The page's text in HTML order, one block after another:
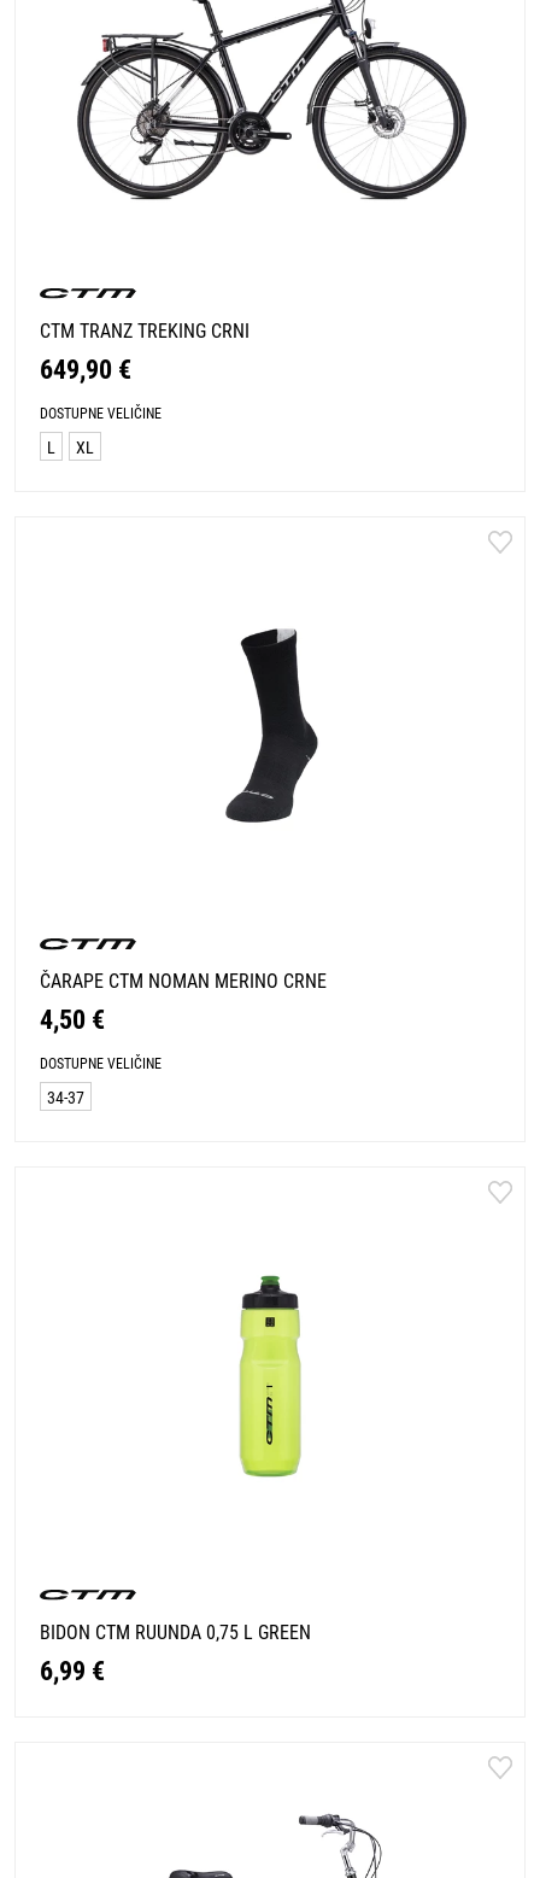
CTM TRANZ TREKING CRNI
649,90 €
DOSTUPNE VELIČINE
L XL
ČARAPE CTM NOMAN MERINO CRNE
4,50 €
DOSTUPNE VELIČINE
34-37
BIDON CTM RUUNDA 0,75 L GREEN
6,99 €